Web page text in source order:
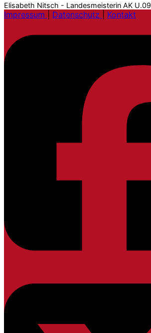
Elisabeth Nitsch - Landesmeisterin AK U.09
Impressum Datenschutz Kontakt